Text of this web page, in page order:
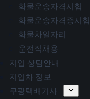
화물운송자격시험
화물운송자격증시험
화물차일자리
운전직채용
지입 상담안내
지입차 정보
쿠팡택배기사